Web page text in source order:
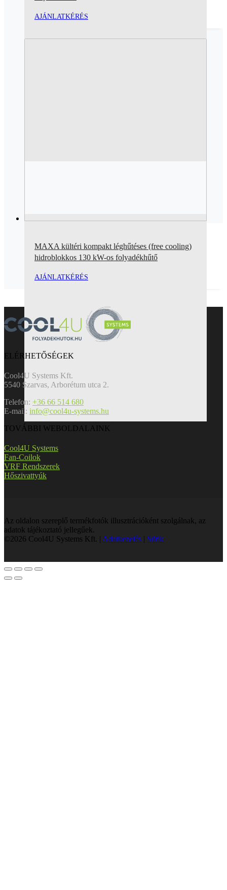
AJÁNLATKÉRÉS
MAXA kültéri kompakt léghűtéses (free cooling)
hidroblokkos 130 kW-os folyadékhűtő
AJÁNLATKÉRÉS
ELÉRHETŐSÉGEK
Cool4U Systems Kft.
5540 Szarvas, Arborétum utca 2.
Telefon: +36 66 514 680
E-mail: info@cool4u-systems.hu
TOVÁBBI WEBOLDALAINK
Cool4U Systems
Fan-Coilok
VRF Rendszerek
Hőszivattyúk
Az oldalon szereplő termékfotók illusztrációként szolgálnak, az
adatok tájékoztató jellegűek.
©2026 Cool4U Systems Kft. | Adatkezelés | Sütik